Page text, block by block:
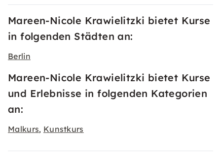
Mareen-Nicole Krawielitzki bietet Kurse
in folgenden Städten an:
Berlin
Mareen-Nicole Krawielitzki bietet Kurse
und Erlebnisse in folgenden Kategorien
an:
Malkurs, Kunstkurs